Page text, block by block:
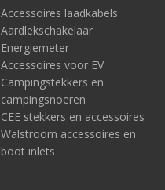
Accessoires laadkabels
Aardlekschakelaar
Energiemeter
Accessoires voor EV
Campingstekkers en
campingsnoeren
CEE stekkers en accessoires
Walstroom accessoires en
boot inlets